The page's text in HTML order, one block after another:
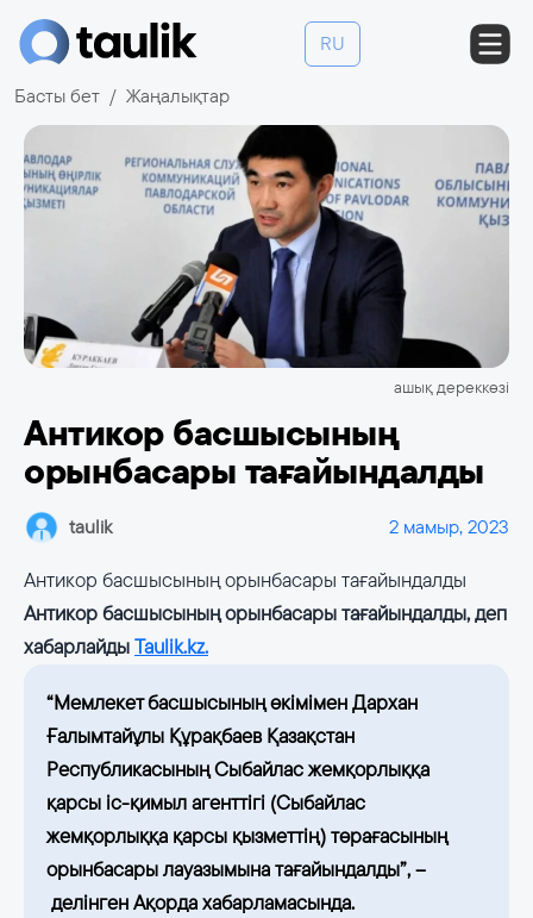
RU
Басты бет Жаңалықтар
ашық дереккөзі
Антикор басшысының
орынбасары тағайындалды
taulik 2 мамыр, 2023
Антикор басшысының орынбасары тағайындалды
Антикор басшысының орынбасары тағайындалды, деп
хабарлайдыTaulik.kz.
“Мемлекет басшысының өкімімен Дархан
Ғалымтайұлы Құрақбаев Қазақстан
Республикасының Сыбайлас жемқорлыққа
қарсы іс-қимыл агенттігі (Сыбайлас
жемқорлыққа қарсы қызметтің) төрағасының
орынбасары лауазымына тағайындалды”, –
делінген Ақорда хабарламасында.